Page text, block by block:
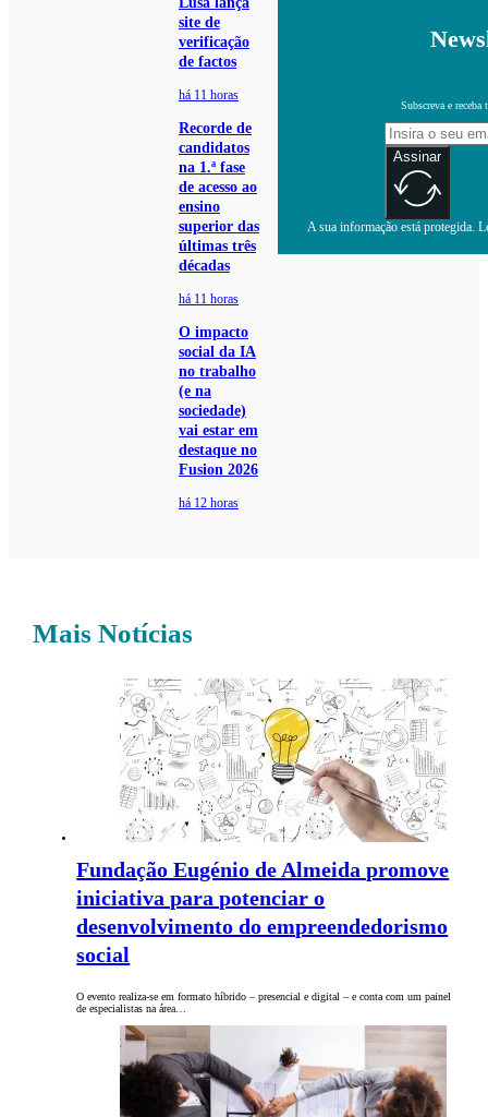
site de
verificação
de factos
há 11 horas
Recorde de
candidatos
na 1.ª fase
de acesso ao
ensino
superior das
últimas três
décadas
há 11 horas
O impacto
social da IA
no trabalho
(e na
sociedade)
vai estar em
destaque no
Fusion 2026
há 12 horas
Subscreva e receba
Assinar
A sua informação está protegida.
Mais Notícias
Fundação Eugénio de Almeida promove
iniciativa para potenciar o
desenvolvimento do empreendedorismo
social
O evento realiza-se em formato híbrido – presencial e digital – e conta com um painel
de especialistas na área…